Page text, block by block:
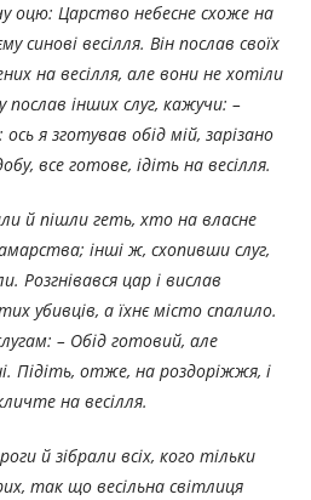
оцю: Царство небесне схоже на
синові весілля. Він послав своїх
на весілля, але вони не хотіли
послав інших слуг, кажучи: –
я зготував обід мій, зарізано
все готове, ідіть на весілля.
й пішли геть, хто на власне
інші ж, схопивши слуг,
Розгнівався цар і вислав
убивців, а їхнє місто спалило.
– Обід готовий, але
Підіть, отже, на роздоріжжя, і
на весілля.
й зібрали всіх, кого тільки
так що весільна світлиця